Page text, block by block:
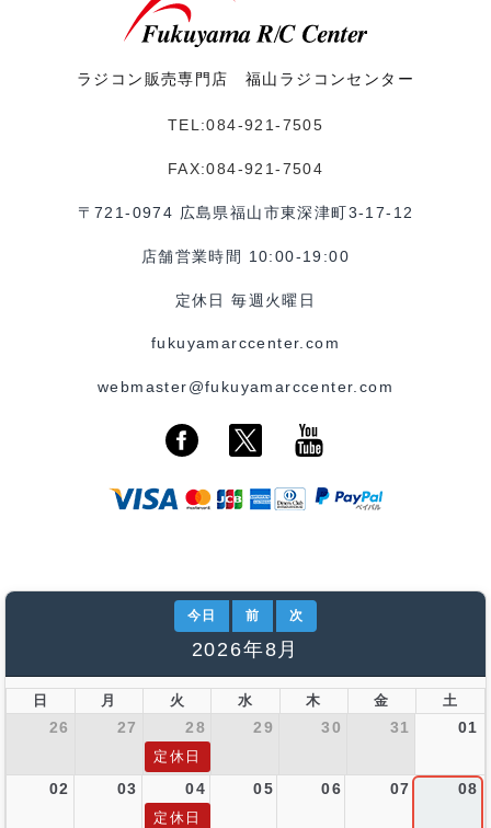
ラジコン販売専門店 福山ラジコンセンター
TEL:084-921-7505
FAX:084-921-7504
〒721-0974 広島県福山市東深津町3-17-12
店舗営業時間 10:00-19:00
定休日 毎週火曜日
fukuyamarccenter.com
webmaster@fukuyamarccenter.com
今日 前 次
2026年8月
日 月 火 水 木 金 土
26 27 28 29 30 31 01
定休日
02 03 04 05 06 07 08
定休日